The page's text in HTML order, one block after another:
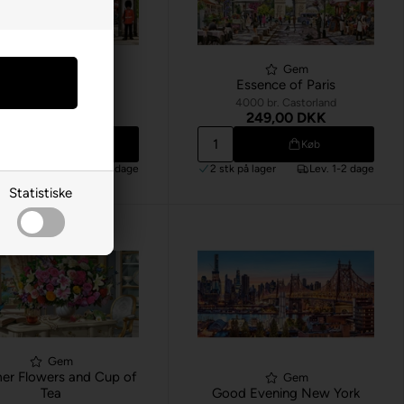
Statistiske
på lager Lev. 1-2 dage
Gem
Essence of Paris
4000 br. Castorland
249,00 DKK
Køb
2 stk på lager Lev. 1-2 dage
Gem
Flowers and Cup of
Tea
Gem
Good Evening New York